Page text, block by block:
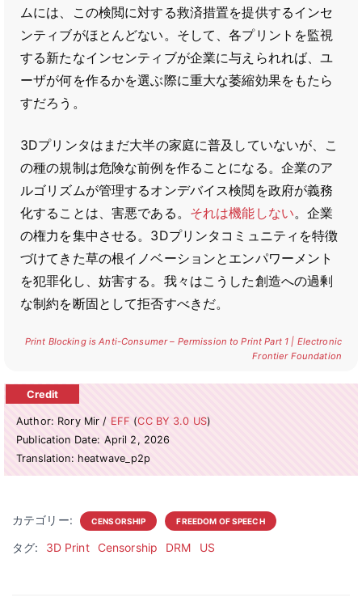
ムには、この検閲に対する救済措置を提供するインセ
ンティブがほとんどない。そして、各プリントを監視
する新たなインセンティブが企業に与えられれば、ユ
ーザが何を作るかを選ぶ際に重大な萎縮効果をもたら
すだろう。
3Dプリンタはまだ大半の家庭に普及していないが、こ
の種の規制は危険な前例を作ることになる。企業のア
ルゴリズムが管理するオンデバイス検閲を政府が義務
化することは、害悪である。 それは機能しない。企業
の権力を集中させる。3Dプリンタコミュニティを特徴
づけてきた草の根イノベーションとエンパワーメント
を犯罪化し、妨害する。我々はこうした創造への過剰
な制約を断固として拒否すべきだ。
Print Blocking is Anti-Consumer – Permission to Print Part 1 | Electronic
Frontier Foundation
Author: Rory Mir / EFF (CC BY 3.0 US)
Publication Date: April 2, 2026
Translation: heatwave_p2p
カテゴリー: CENSORSHIP FREEDOM OF SPEECH
タグ: 3D Print Censorship DRM US